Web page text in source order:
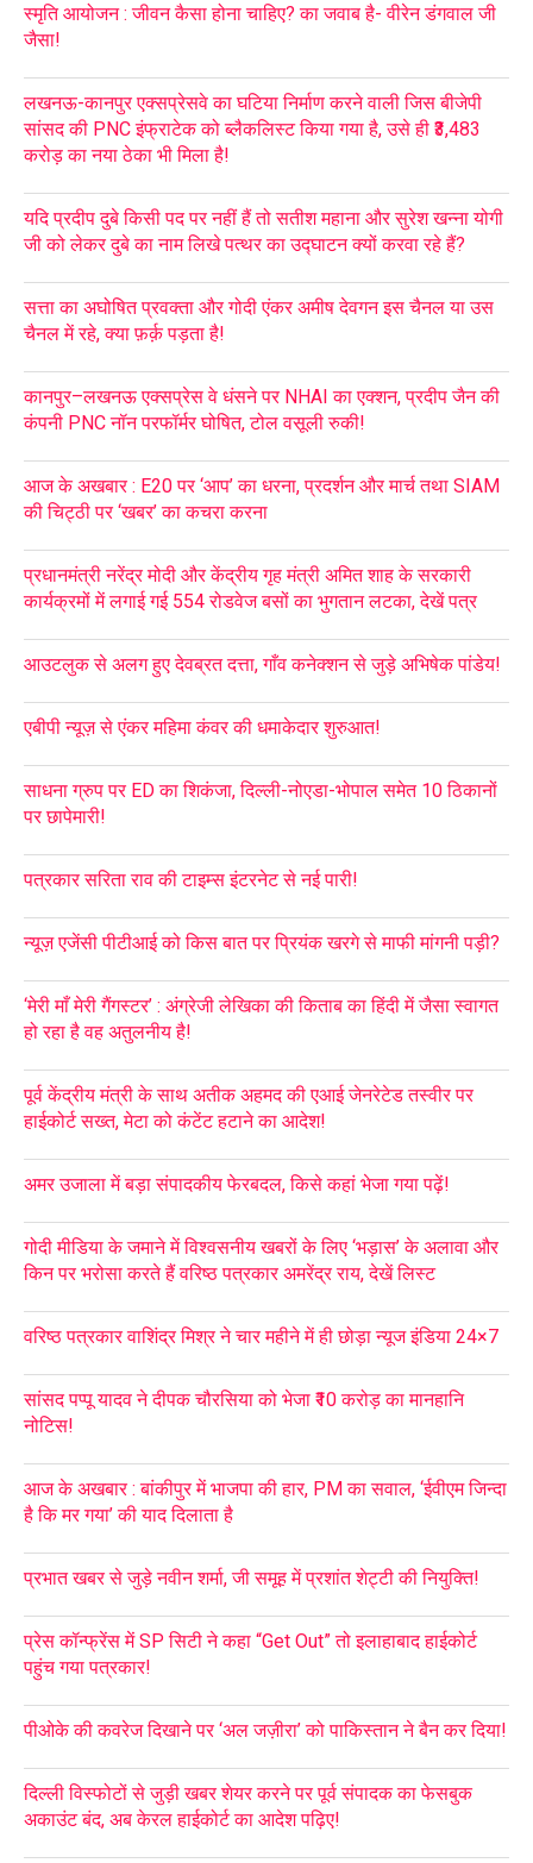
स्मृति आयोजन : जीवन कैसा होना चाहिए? का जवाब है- वीरेन डंगवाल जी
जैसा!
लखनऊ-कानपुर एक्सप्रेसवे का घटिया निर्माण करने वाली जिस बीजेपी
सांसद की PNC इंफ्राटेक को ब्लैकलिस्ट किया गया है, उसे ही ₹3,483
करोड़ का नया ठेका भी मिला है!
यदि प्रदीप दुबे किसी पद पर नहीं हैं तो सतीश महाना और सुरेश खन्ना योगी
जी को लेकर दुबे का नाम लिखे पत्थर का उद्घाटन क्यों करवा रहे हैं?
सत्ता का अघोषित प्रवक्ता और गोदी एंकर अमीष देवगन इस चैनल या उस
चैनल में रहे, क्या फ़र्क़ पड़ता है!
कानपुर–लखनऊ एक्सप्रेस वे धंसने पर NHAI का एक्शन, प्रदीप जैन की
कंपनी PNC नॉन परफॉर्मर घोषित, टोल वसूली रुकी!
आज के अखबार : E20 पर ‘आप’ का धरना, प्रदर्शन और मार्च तथा SIAM
की चिट्ठी पर ‘खबर’ का कचरा करना
प्रधानमंत्री नरेंद्र मोदी और केंद्रीय गृह मंत्री अमित शाह के सरकारी
कार्यक्रमों में लगाई गई 554 रोडवेज बसों का भुगतान लटका, देखें पत्र
आउटलुक से अलग हुए देवब्रत दत्ता, गाँव कनेक्शन से जुड़े अभिषेक पांडेय!
एबीपी न्यूज़ से एंकर महिमा कंवर की धमाकेदार शुरुआत!
साधना ग्रुप पर ED का शिकंजा, दिल्ली-नोएडा-भोपाल समेत 10 ठिकानों
पर छापेमारी!
पत्रकार सरिता राव की टाइम्स इंटरनेट से नई पारी!
न्यूज़ एजेंसी पीटीआई को किस बात पर प्रियंक खरगे से माफी मांगनी पड़ी?
‘मेरी माँ मेरी गैंगस्टर’ : अंग्रेजी लेखिका की किताब का हिंदी में जैसा स्वागत
हो रहा है वह अतुलनीय है!
पूर्व केंद्रीय मंत्री के साथ अतीक अहमद की एआई जेनरेटेड तस्वीर पर
हाईकोर्ट सख्त, मेटा को कंटेंट हटाने का आदेश!
अमर उजाला में बड़ा संपादकीय फेरबदल, किसे कहां भेजा गया पढ़ें!
गोदी मीडिया के जमाने में विश्वसनीय खबरों के लिए ‘भड़ास’ के अलावा और
किन पर भरोसा करते हैं वरिष्ठ पत्रकार अमरेंद्र राय, देखें लिस्ट
वरिष्ठ पत्रकार वाशिंद्र मिश्र ने चार महीने में ही छोड़ा न्यूज इंडिया 24×7
सांसद पप्पू यादव ने दीपक चौरसिया को भेजा ₹10 करोड़ का मानहानि
नोटिस!
आज के अखबार : बांकीपुर में भाजपा की हार, PM का सवाल, ‘ईवीएम जिन्दा
है कि मर गया’ की याद दिलाता है
प्रभात खबर से जुड़े नवीन शर्मा, जी समूह में प्रशांत शेट्टी की नियुक्ति!
प्रेस कॉन्फ्रेंस में SP सिटी ने कहा “Get Out” तो इलाहाबाद हाईकोर्ट
पहुंच गया पत्रकार!
पीओके की कवरेज दिखाने पर ‘अल जज़ीरा’ को पाकिस्तान ने बैन कर दिया!
दिल्ली विस्फोटों से जुड़ी खबर शेयर करने पर पूर्व संपादक का फेसबुक
अकाउंट बंद, अब केरल हाईकोर्ट का आदेश पढ़िए!